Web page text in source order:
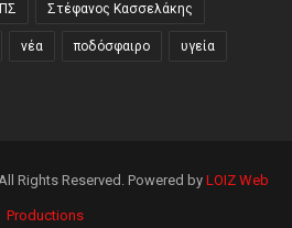
Στέφανος Κασσελάκης
νέα ποδόσφαιρο υγεία
Rights Reserved. Powered by LOIZ Web
Productions